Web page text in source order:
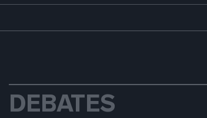
DEBATES